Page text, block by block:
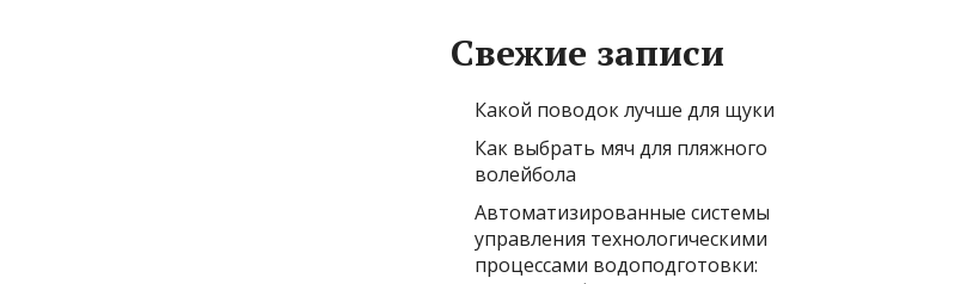
Свежие записи
Какой поводок лучше для щуки
Как выбрать мяч для пляжного
волейбола
Автоматизированные системы
управления технологическими
процессами водоподготовки: